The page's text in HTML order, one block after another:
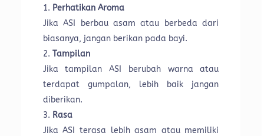
Perhatikan Aroma
Jika ASI berbau asam atau berbeda dari
biasanya, jangan berikan pada bayi.
Tampilan
Jika tampilan ASI berubah warna atau
terdapat gumpalan, lebih baik jangan
diberikan.
Rasa
Jika ASI terasa lebih asam atau memiliki